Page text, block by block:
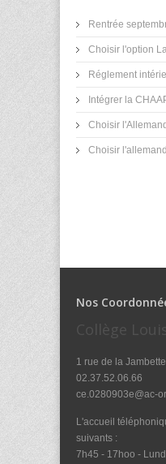
Rentrée
Choisir l'option
Réglement
Intégrer la
Choisir
Choisir
Nos
Collège
1 rue de la
02.37.52.06.66
ce.0280903e@ac-
L'accueil
suivants :
7h45 - 17hoo -